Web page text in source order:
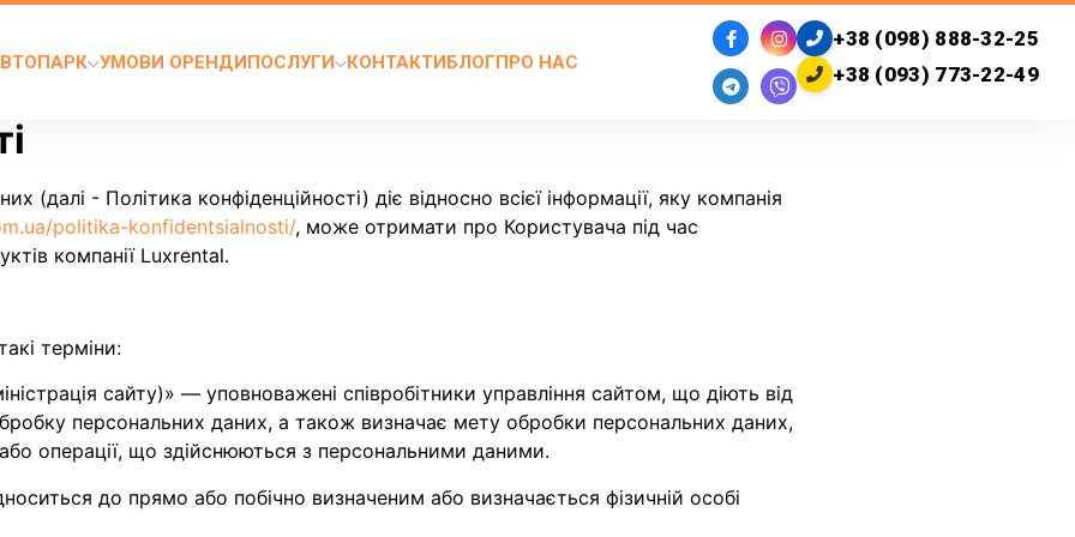
УМОВИ ОРЕНДИПОСЛУГИ КОНТАКТИБЛОГПРО НАС
+38 (098) 888-32-25
+38 (093) 773-22-49
(далі - Політика конфіденційності) діє відносно всієї інформації, яку компанія
politika-konfidentsialnosti/, може отримати про Користувача під час
компанії Luxrental.
терміни:
сайту)» — уповноважені співробітники управління сайтом, що діють від
персональних даних, а також визначає мету обробки персональних даних,
операції, що здійснюються з персональними даними.
до прямо або побічно визначеним або визначається фізичній особі